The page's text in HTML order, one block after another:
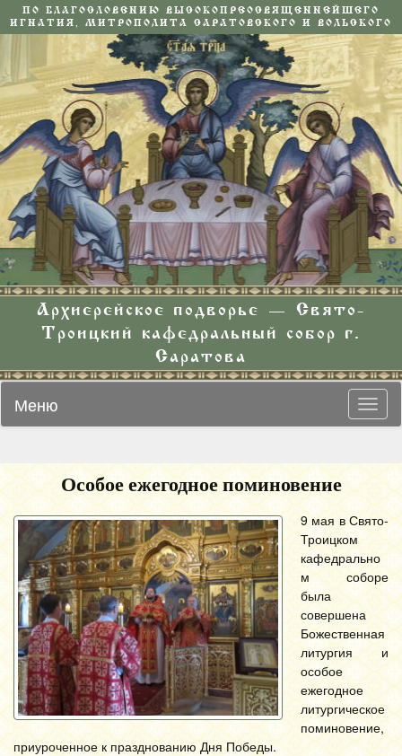
ПО БЛАГОСЛОВЕНИЮ ВЫСОКОПРЕОСВЯЩЕННЕЙШЕГО
ИГНАТИЯ, МИТРОПОЛИТА САРАТОВСКОГО И ВОЛЬСКОГО
Архиерейское подворье — Свято-
Троицкий кафедральный собор г.
Саратова
Меню
Особое ежегодное поминовение
9 мая в Свято-
Троицком
кафедрально
м соборе
была
совершена
Божественная
литургия и
особое
ежегодное
литургическое
поминовение,
приуроченное к празднованию Дня Победы.